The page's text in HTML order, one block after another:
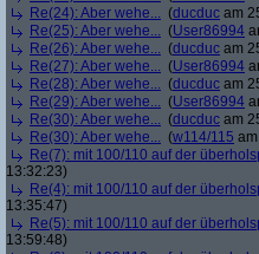
Re(24): Aber wehe... (ducduc am
Re(25): Aber wehe... (User86994
Re(26): Aber wehe... (ducduc am
Re(27): Aber wehe... (User86994
Re(28): Aber wehe... (ducduc am
Re(29): Aber wehe... (User86994
Re(30): Aber wehe... (ducduc am
Re(30): Aber wehe... (w114/115
Re(7): mit 100/110 auf der
13:32:23)
Re(4): mit 100/110 auf der
13:35:47)
Re(5): mit 100/110 auf der
13:59:48)